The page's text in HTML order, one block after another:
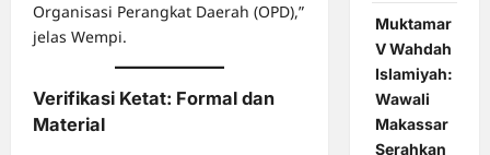
Organisasi Perangkat Daerah (OPD),”
jelas Wempi.
Verifikasi Ketat: Formal dan
Material
Muktamar
V Wahdah
Islamiyah:
Wawali
Makassar
Serahkan